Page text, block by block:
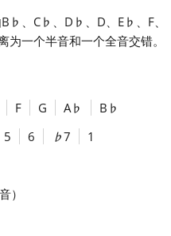
♭ 、C ♭ 、D ♭ 、D、E ♭ 、F、
为一个半音和一个全音交错。
F G A♭ B ♭
5 6 ♭7 1
）